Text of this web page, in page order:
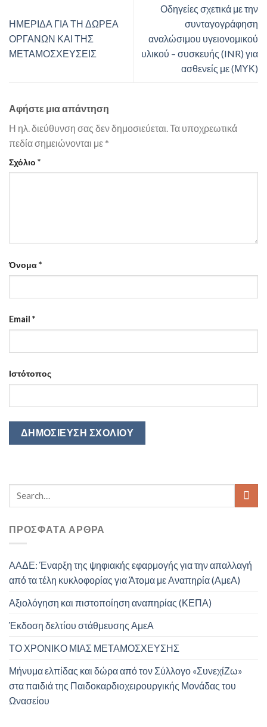
ΗΜΕΡΙΔΑ ΓΙΑ ΤΗ ΔΩΡΕΑ
ΟΡΓΑΝΩΝ ΚΑΙ ΤΗΣ
ΜΕΤΑΜΟΣΧΕΥΣΕΙΣ
Οδηγείες σχετικά με την
συνταγογράφηση
αναλώσιμου υγειονομικού
υλικού – συσκευής (INR) για
ασθενείς με (ΜΥΚ)
Αφήστε μια απάντηση
Η ηλ. διεύθυνση σας δεν δημοσιεύεται. Τα υποχρεωτικά
πεδία σημειώνονται με *
Σχόλιο *
Όνομα*
Email *
Ιστότοπος
ΠΡΌΣΦΑΤΑ ΆΡΘΡΑ
ΑΑΔΕ: Έναρξη της ψηφιακής εφαρμογής για την απαλλαγή
από τα τέλη κυκλοφορίας για Άτομα με Αναπηρία (ΑμεΑ)
Αξιολόγηση και πιστοποίηση αναπηρίας (ΚΕΠΑ)
Έκδοση δελτίου στάθμευσης ΑμεΑ
ΤΟ ΧΡΟΝΙΚΟ ΜΙΑΣ ΜΕΤΑΜΟΣΧΕΥΣΗΣ
Μήνυμα ελπίδας και δώρα από τον Σύλλογο «ΣυνεχίΖω»
στα παιδιά της Παιδοκαρδιοχειρουργικής Μονάδας του
Ωνασείου